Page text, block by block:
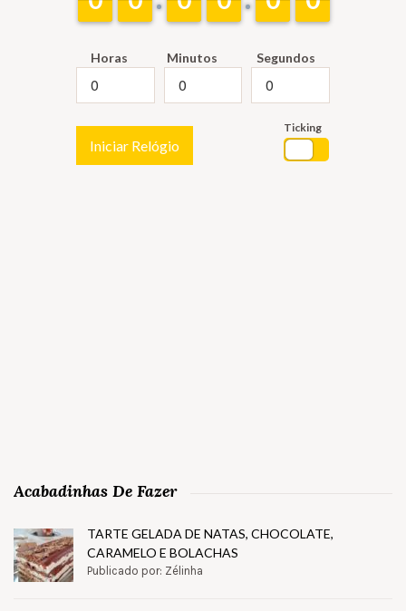
Horas Minutos Segundos
Iniciar Relógio
Ticking
Acabadinhas De Fazer
TARTE GELADA DE NATAS, CHOCOLATE,
CARAMELO E BOLACHAS
Publicado por: Zélinha